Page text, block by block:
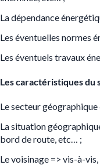
La dépendance
Les éventuelles normes
Les éventuels travaux
Les caractéristiques du
Le secteur géographique
La situation
bord de route, etc… ;
Le voisinage => vis-à-